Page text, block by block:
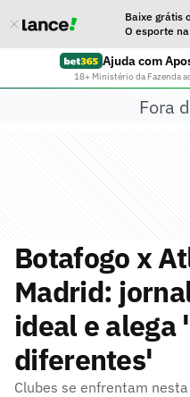
Baixe grátis
O esporte
Ajuda com
18+ Ministério da Fazenda
Fora
Botafogo x
Madrid:
ideal e alega
diferentes'
Clubes se enfrentam